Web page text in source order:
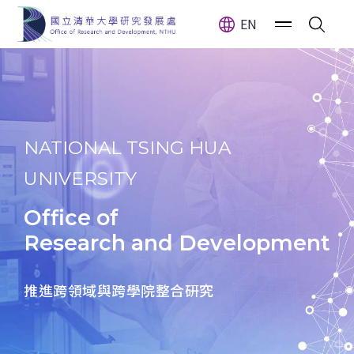
清大研發處同時為推動專利發明
EN
NATIONAL TSING HUA
UNIVERSITY
Office of
Research and Development
推進跨領域與跨學院整合研究